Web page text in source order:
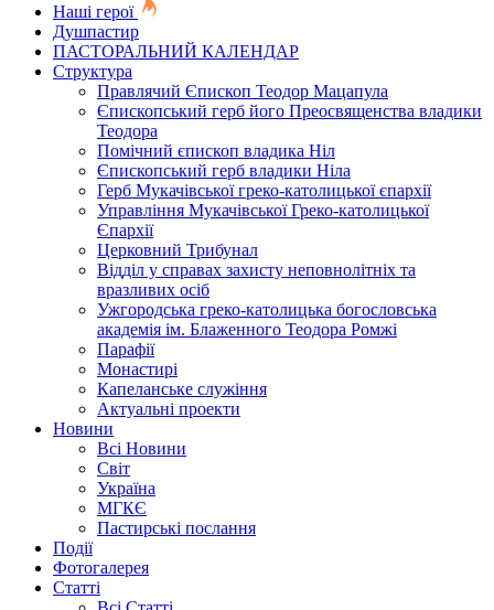
Наші герої
Душпастир
ПАСТОРАЛЬНИЙ КАЛЕНДАР
Структура
Правлячий Єпископ Теодор Мацапула
Єпископський герб його Преосвященства владики
Теодора
Помічний єпископ владика Ніл
Єпископський герб владики Ніла
Герб Мукачівської греко-католицької єпархії
Управління Мукачівської Греко-католицької
Єпархії
Церковний Трибунал
Відділ у справах захисту неповнолітніх та
вразливих осіб
Ужгородська греко-католицька богословська
академія ім. Блаженного Теодора Ромжі
Парафії
Монастирі
Капеланське служіння
Актуальні проекти
Новини
Всі Новини
Світ
Україна
МГКЄ
Пастирські послання
Події
Фотогалерея
Статті